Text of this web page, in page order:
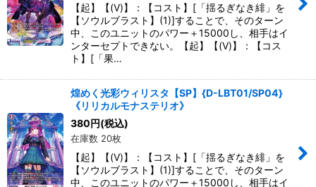
【起】【(V)】：【コスト】[「揺るぎなき緋」を
【ソウルブラスト】(1)]することで、そのターン
中、このユニットのパワー＋15000し、相手はイ
ンターセプトできない。【起】【(V)】：【コス
ト】[「果…
煌めく光彩ウィリスタ【SP】{D-LBT01/SP04}
《リリカルモナステリオ》
380円(税込)
在庫数 20枚
【起】【(V)】：【コスト】[「揺るぎなき緋」を
【ソウルブラスト】(1)]することで、そのターン
中、このユニットのパワー＋15000し、相手はイ